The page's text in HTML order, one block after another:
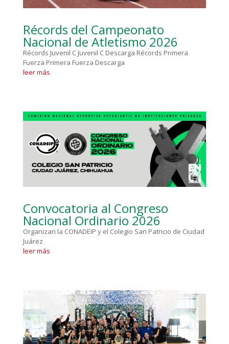
Récords del Campeonato
Nacional de Atletismo 2026
Récords Juvenil C Juvenil C Descarga Récords Primera
Fuerza Primera Fuerza Descarga
leer más
Convocatoria al Congreso
Nacional Ordinario 2026
Organizan la CONADEIP y el Colegio San Patricio de Ciudad
Juárez
leer más